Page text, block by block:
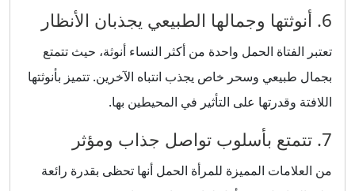
6. أنوثتها وجمالها الطبيعي يجذبان الأنظار
تعتبر الفتاة الحمل واحدة من أكثر النساء أنوثة، حيث تتمتع
بجمال طبيعي وسحر خاص يجذب انتباه الآخرين. تتميز بأنوثتها
اللافتة وقدرتها على التأثير في المحيطين بها.
7. تتمتع بأسلوب تواصل جذاب ومؤثر
من العلامات المميزة للمرأة الحمل أنها تحظى بقدرة رائعة